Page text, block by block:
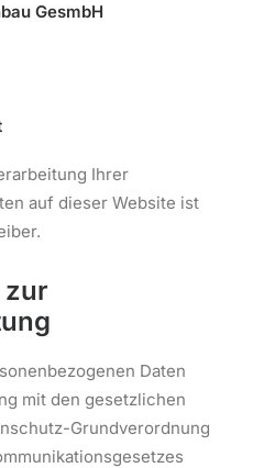
GesmbH
Ihrer
auf dieser Website ist
zur
Daten
mit den gesetzlichen
Grundverordnung